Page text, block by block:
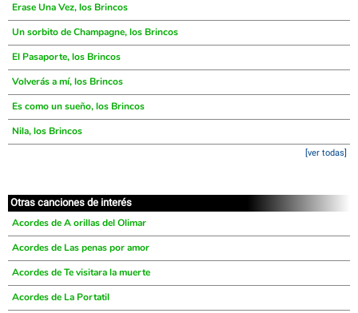
Erase Una Vez, los Brincos
Un sorbito de Champagne, los Brincos
El Pasaporte, los Brincos
Volverás a mí, los Brincos
Es como un sueño, los Brincos
Nila, los Brincos
[ver todas]
Otras canciones de interés
Acordes de A orillas del Olimar
Acordes de Las penas por amor
Acordes de Te visitara la muerte
Acordes de La Portatil